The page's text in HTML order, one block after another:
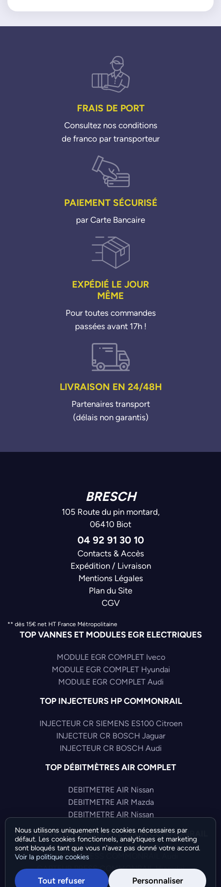
FRAIS DE PORT
Consultez nos conditions
de franco par transporteur
PAIEMENT SÉCURISÉ
par Carte Bancaire
EXPÉDIÉ LE JOUR
MÊME
Pour toutes commandes
passées avant 17h !
LIVRAISON EN 24/48H
Partenaires transport
(délais non garantis)
BRESCH
105 Route du pin montard,
06410 Biot
04 92 91 30 10
Contacts & Accès
Expédition / Livraison
Mentions Légales
Plan du Site
CGV
** dès 15€ net HT France Métropolitaine
TOP VANNES ET MODULES EGR ELECTRIQUES
MODULE EGR COMPLET Iveco
MODULE EGR COMPLET Hyundai
MODULE EGR COMPLET Audi
TOP INJECTEURS HP COMMONRAIL
INJECTEUR CR SIEMENS ES100 Citroen
INJECTEUR CR BOSCH Jaguar
INJECTEUR CR BOSCH Audi
TOP DÉBITMÈTRES AIR COMPLET
DEBITMETRE AIR Nissan
DEBITMETRE AIR Mazda
DEBITMETRE AIR Nissan
TOP CAPTEURS HAUTE PRESSION COMMONRAIL
CAPTEUR PRESS COMMONRAIL Audi
CAPTEUR PRESS COMMONRAIL Hyundai
CAPTEUR PRESS COMMONRAIL Volkswagen
Nous utilisons uniquement les cookies nécessaires par
défaut. Les cookies fonctionnels, analytiques et marketing
sont bloqués tant que vous n'avez pas donné votre accord.
Voir la politique cookies
Tout refuser Personnaliser